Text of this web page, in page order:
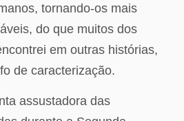
tornando-os mais
do que muitos dos
em outras histórias,
de caracterização.
assustadora das